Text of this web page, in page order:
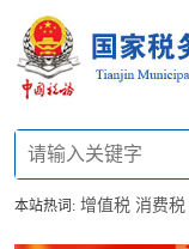
本站热词: 增值税 消费税